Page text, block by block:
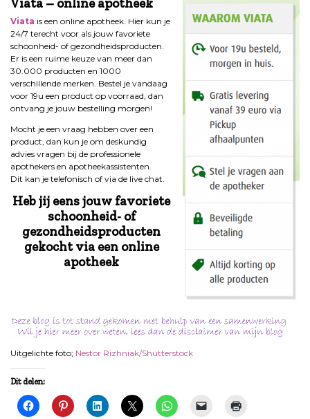
Viata – online apotheek
Viata is een online apotheek. Hier kun je
24/7 terecht voor als jouw favoriete
schoonheid- of gezondheidsproducten.
Er is een ruime keuze van meer dan
30.000 producten en 1000
verschillende merken. Bestel je vandaag
voor 19u een product op voorraad, dan
ontvang je jouw bestelling morgen!
Mocht je een vraag hebben over een
product, dan kun je om deskundig
advies vragen bij de professionele
apothekers en apotheekassistenten.
Dit kan je telefonisch of via de live chat.
Heb jij eens jouw favoriete
schoonheid- of
gezondheidsproducten
gekocht via een online
apotheek
Uitgelichte foto; Nestor Rizhniak/Shutterstock
Dit delen: